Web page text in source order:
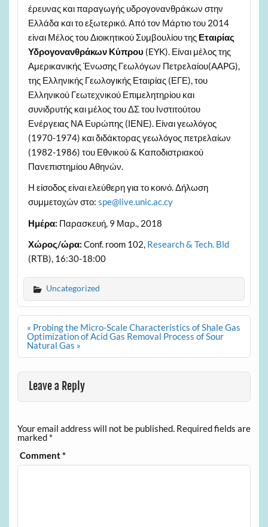
έρευνας και παραγωγής υδρογονανθράκων στην
Ελλάδα και το εξωτερικό. Από τον Μάρτιο του 2014
είναι Μέλος του Διοικητικού Συμβουλίου της Εταιρίας
Υδρογονανθράκων Κύπρου (EYK). Είναι μέλος της
Αμερικανικής Ένωσης Γεωλόγων Πετρελαίου(AAPG),
της Ελληνικής Γεωλογικής Εταιρίας (ΕΓΕ), του
Ελληνικού Γεωτεχνικού Επιμελητηρίου και
συνιδρυτής και μέλος του ΔΣ του Ινστιτούτου
Ενέργειας ΝΑ Ευρώπης (ΙΕΝΕ). Είναι γεωλόγος
(1970-1974) και διδάκτορας γεωλόγος πετρελαίων
(1982-1986) του Εθνικού & Καποδιστριακού
Πανεπιστημίου Αθηνών.
Η είσοδος είναι ελεύθερη για το κοινό. Δήλωση
συμμετοχών στο: spe@live.unic.ac.cy
Ημέρα: Παρασκευή, 9 Μαρ., 2018
Χώρος/ώρα: Conf. room 102, Research & Tech. Bld
(RTB), 16:30-18:00
Uncategorized
Post
navigation
« Probing the Micro-Scale Characteristics of Shale Gas
Optimization of Acid Gas Removal Process of Sour
Natural Gas »
Leave a Reply
Your email address will not be published. Required fields are
marked *
Comment*